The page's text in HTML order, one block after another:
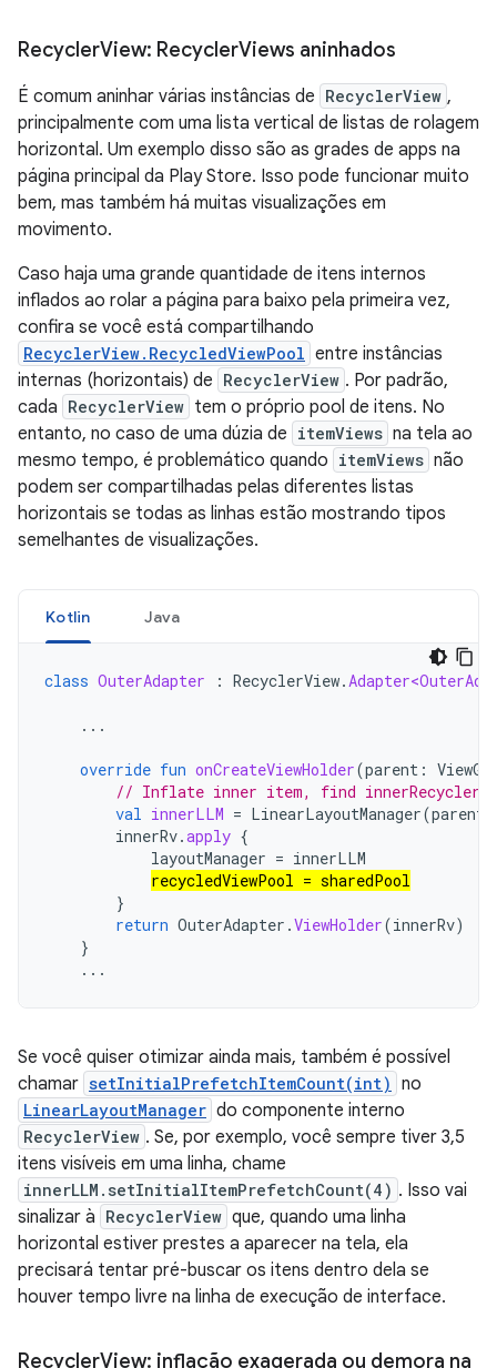
RecyclerView: RecyclerViews aninhados
É comum aninhar várias instâncias de RecyclerView ,
principalmente com uma lista vertical de listas de rolagem
horizontal. Um exemplo disso são as grades de apps na
página principal da Play Store. Isso pode funcionar muito
bem, mas também há muitas visualizações em
movimento.
Caso haja uma grande quantidade de itens internos
inflados ao rolar a página para baixo pela primeira vez,
confira se você está compartilhando
RecyclerView.RecycledViewPool entre instâncias
internas (horizontais) de RecyclerView . Por padrão,
cada RecyclerView tem o próprio pool de itens. No
entanto, no caso de uma dúzia de itemViews na tela ao
mesmo tempo, é problemático quando itemViews não
podem ser compartilhadas pelas diferentes listas
horizontais se todas as linhas estão mostrando tipos
semelhantes de visualizações.
Kotlin Java
class OuterAdapter : RecyclerView.
...
override fun onCreateViewHolder(parent :
// Inflate inner item, find
val innerLLM = LinearLayoutManager(parent
innerRv.apply {
layoutManager = innerLLM
recycledViewPool = sharedPool
}
return OuterAdapter .ViewHolder(innerRv)
}
...
Se você quiser otimizar ainda mais, também é possível
chamar setInitialPrefetchItemCount(int) no
LinearLayoutManager do componente interno
RecyclerView . Se, por exemplo, você sempre tiver 3,5
itens visíveis em uma linha, chame
innerLLM.setInitialItemPrefetchCount(4) . Isso vai
sinalizar à RecyclerView que, quando uma linha
horizontal estiver prestes a aparecer na tela, ela
precisará tentar pré-buscar os itens dentro dela se
houver tempo livre na linha de execução de interface.
RecyclerView: inflação exagerada ou demora na